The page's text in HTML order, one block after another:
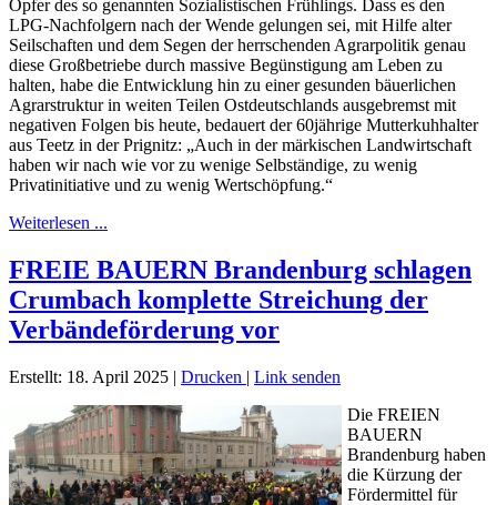
Opfer des so genannten Sozialistischen Frühlings. Dass es den
LPG-Nachfolgern nach der Wende gelungen sei, mit Hilfe alter
Seilschaften und dem Segen der herrschenden Agrarpolitik genau
diese Großbetriebe durch massive Begünstigung am Leben zu
halten, habe die Entwicklung hin zu einer gesunden bäuerlichen
Agrarstruktur in weiten Teilen Ostdeutschlands ausgebremst mit
negativen Folgen bis heute, bedauert der 60jährige Mutterkuhhalter
aus Teetz in der Prignitz: „Auch in der märkischen Landwirtschaft
haben wir nach wie vor zu wenige Selbständige, zu wenig
Privatinitiative und zu wenig Wertschöpfung.“
Weiterlesen ...
FREIE BAUERN Brandenburg schlagen
Crumbach komplette Streichung der
Verbändeförderung vor
Erstellt: 18. April 2025 | Drucken | Link senden
Die FREIEN
BAUERN
Brandenburg haben
die Kürzung der
Fördermittel für